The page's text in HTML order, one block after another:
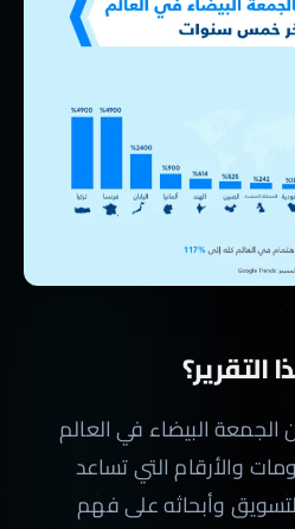
التقرير؟
الجمعة البيضاء في العالم
والأرقام التي تساعد
وأبحاثه على فهم